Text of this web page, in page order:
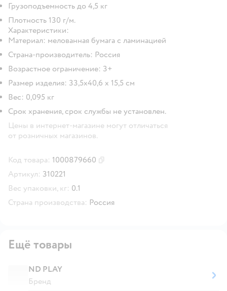
Грузоподъемность до 4,5 кг
Плотность 130 г/м.
Характеристики:
Материал: мелованная бумага с ламинацией
Страна-производитель: Россия
Возрастное ограничение: 3+
Размер изделия: 33,5х40,6 x 15,5 см
Вес: 0,095 кг
Срок хранения, срок службы не установлен.
Цены в интернет-магазине могут отличаться
от розничных магазинов.
Код товара: 1000879660
Артикул: 310221
Вес упаковки, кг: 0.1
Страна производства: Россия
Ещё товары
ND PLAY
Бренд